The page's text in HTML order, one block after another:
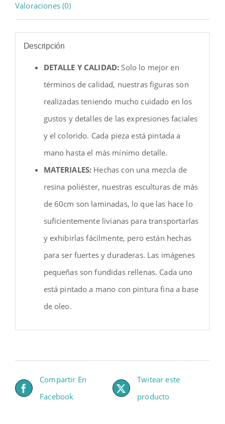
Valoraciones (0)
Descripción
DETALLE Y CALIDAD:Solo lo mejor en
términos de calidad, nuestras figuras son
realizadas teniendo mucho cuidado en los
gustos y detalles de las expresiones faciales
y el colorido. Cada pieza está pintada a
mano hasta el más mínimo detalle.
MATERIALES: Hechas con una mezcla de
resina poliéster, nuestras esculturas de más
de 60cm son laminadas, lo que las hace lo
suficientemente livianas para transportarlas
y exhibirlas fácilmente, pero están hechas
para ser fuertes y duraderas. Las imágenes
pequeñas son fundidas rellenas. Cada uno
está pintado a mano con pintura fina a base
de oleo.
Compartir En
Facebook
Twitear este
producto